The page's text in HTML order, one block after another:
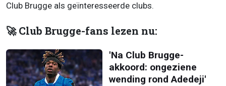
Club Brugge als geïnteresseerde clubs.
🚀 Club Brugge-fans lezen nu:
'Na Club Brugge-
akkoord: ongeziene
wending rond Adedeji'